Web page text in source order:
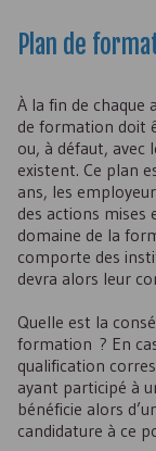
Plan de
À la fin de
de formation doit
ou, à défaut, avec
existent. Ce plan
ans, les
des actions mises
domaine de la
comporte des
devra alors leur
Quelle est la
formation ? En
qualification
ayant participé à
bénéficie alors
candidature à ce